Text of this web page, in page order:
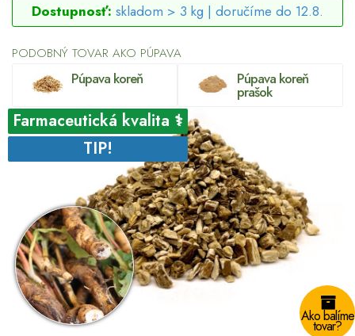
Dostupnosť: skladom > 3 kg | doručíme do 12.8.
PODOBNÝ TOVAR AKO PÚPAVA
Púpava koreň Púpava koreň
prašok
Farmaceutická kvalita ⚕
TIP!
Ako balíme
tovar?